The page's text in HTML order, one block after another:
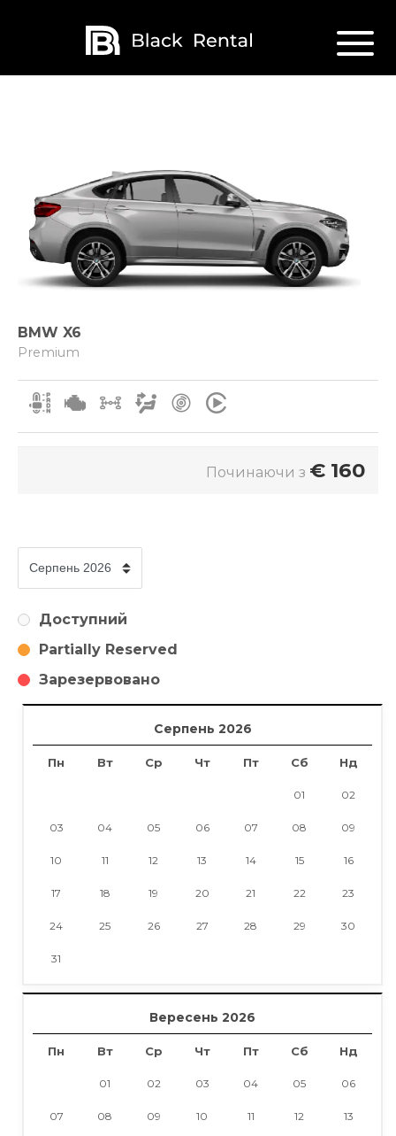
BMW X6
Premium
Починаючи з € 160
Доступний
Partially Reserved
Зарезервовано
Серпень 2026
Пн Вт Ср Чт Пт Сб Нд
01 02
03 04 05 06 07 08 09
10 11 12 13 14 15 16
17 18 19 20 21 22 23
24 25 26 27 28 29 30
31
Вересень 2026
Пн Вт Ср Чт Пт Сб Нд
01 02 03 04 05 06
07 08 09 10 11 12 13